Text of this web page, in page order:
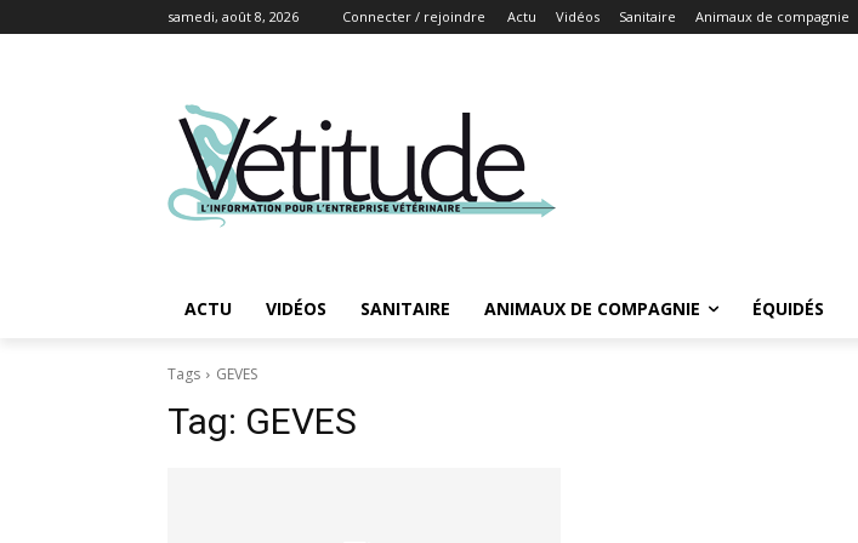
samedi, août 8, 2026 Connecter / rejoindre Actu Vidéos Sanitaire Animaux de compagnie
ACTU VIDÉOS SANITAIRE ANIMAUX DE COMPAGNIE ÉQUIDÉS
Tags GEVES
Tag: GEVES